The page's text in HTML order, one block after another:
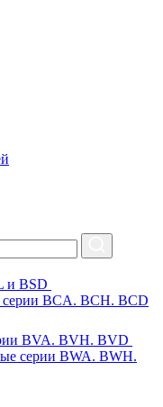
и BSD
серии BCA. BCH. BCD
BVA. BVH. BVD
серии BWA. BWH.